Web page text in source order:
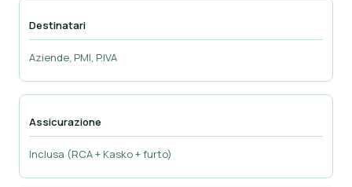
Destinatari
Aziende, PMI, P.IVA
Assicurazione
Inclusa (RCA + Kasko + furto)